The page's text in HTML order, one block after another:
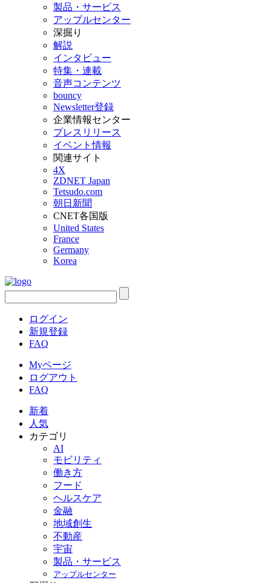
製品・サービス
アップルセンター
深掘り
解説
インタビュー
特集・連載
音声コンテンツ
bouncy
Newsletter登録
企業情報センター
プレスリリース
イベント情報
関連サイト
4X
ZDNET Japan
Tetsudo.com
朝日新聞
CNET各国版
United States
France
Germany
Korea
ログイン
新規登録
FAQ
Myページ
ログアウト
FAQ
新着
人気
カテゴリ
AI
モビリティ
働き方
フード
ヘルスケア
金融
地域創生
不動産
宇宙
製品・サービス
アップルセンター